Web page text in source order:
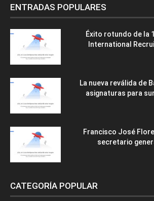
ENTRADAS POPULARES
Éxito rotundo de la
International
La nueva reválida de
asignaturas para
Francisco José
secretario
CATEGORÍA POPULAR